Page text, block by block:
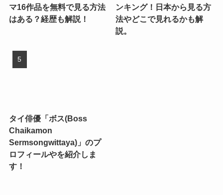
マ16作品を無料で見る方法
はある？経歴も解説！
ンキング！日本から見る方
法やどこで見れるかも解
説。
タイ俳優「ボス(Boss
Chaikamon
Sermsongwittaya)」のプ
ロフィールやを紹介しま
す！